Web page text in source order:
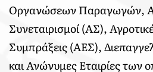
Οργανώσεων Παραγωγών,
Συνεταιρισμοί (ΑΣ),
Συμπράξεις (ΑΕΣ),
και Ανώνυμες Εταιρίες των